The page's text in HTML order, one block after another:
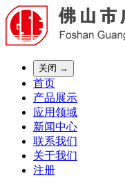
关闭 →
首页
产品展示
应用领域
新闻中心
联系我们
关于我们
注册